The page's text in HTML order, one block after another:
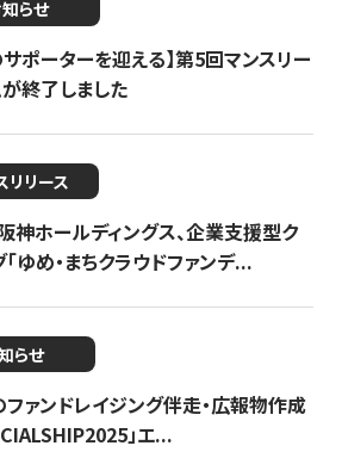
らせ
ポーターを迎える】​​第5回マンスリー
終了しました
リリース
神ホールディングス、企業支援型ク
ゆめ・まちクラウドファンデ...
らせ
ァンドレイジング伴走・広報物作成
」エ...